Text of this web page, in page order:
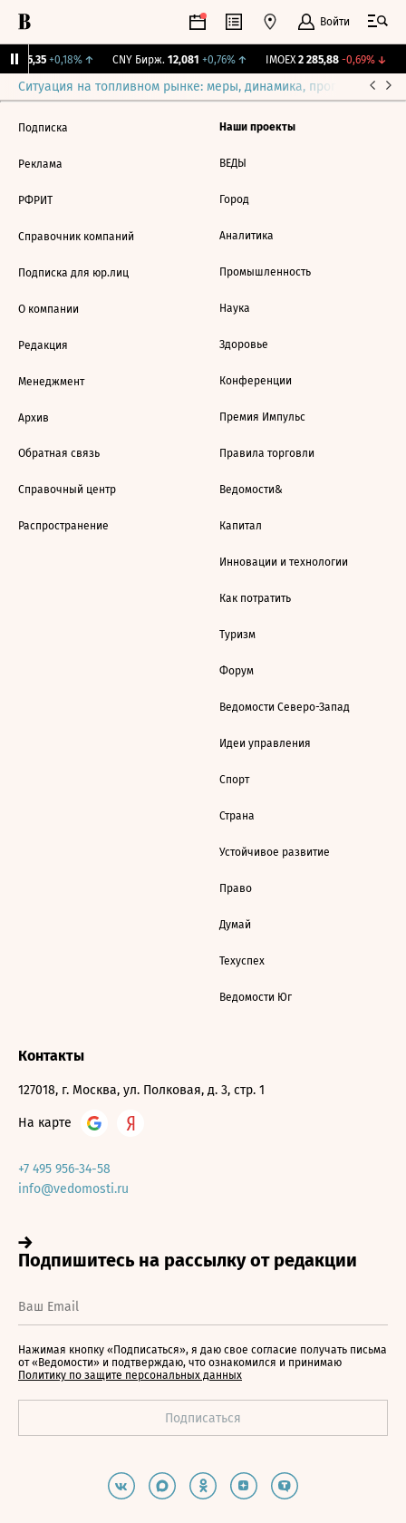
Войти
115,35 +0,18%↑ CNY Бирж. 12,081 +0,76%↑ IMOEX 2 285,88 -0,69%↓
Ситуация на топливном рынке: меры, динамика, прогнозы
Подписка
Реклама
РФРИТ
Справочник компаний
Подписка для юр.лиц
О компании
Редакция
Менеджмент
Архив
Обратная связь
Справочный центр
Распространение
Наши проекты
ВЕДЫ
Город
Аналитика
Промышленность
Наука
Здоровье
Конференции
Премия Импульс
Правила торговли
Ведомости&
Капитал
Инновации и технологии
Как потратить
Туризм
Форум
Ведомости Северо-Запад
Идеи управления
Спорт
Страна
Устойчивое развитие
Право
Думай
Техуспех
Ведомости Юг
Контакты
127018, г. Москва, ул. Полковая, д. 3, стр. 1
На карте
+7 495 956-34-58
info@vedomosti.ru
Нажимая кнопку «Подписаться», я даю свое согласие получать письма
от «Ведомости» и подтверждаю, что ознакомился и принимаю
Политику по защите персональных данных